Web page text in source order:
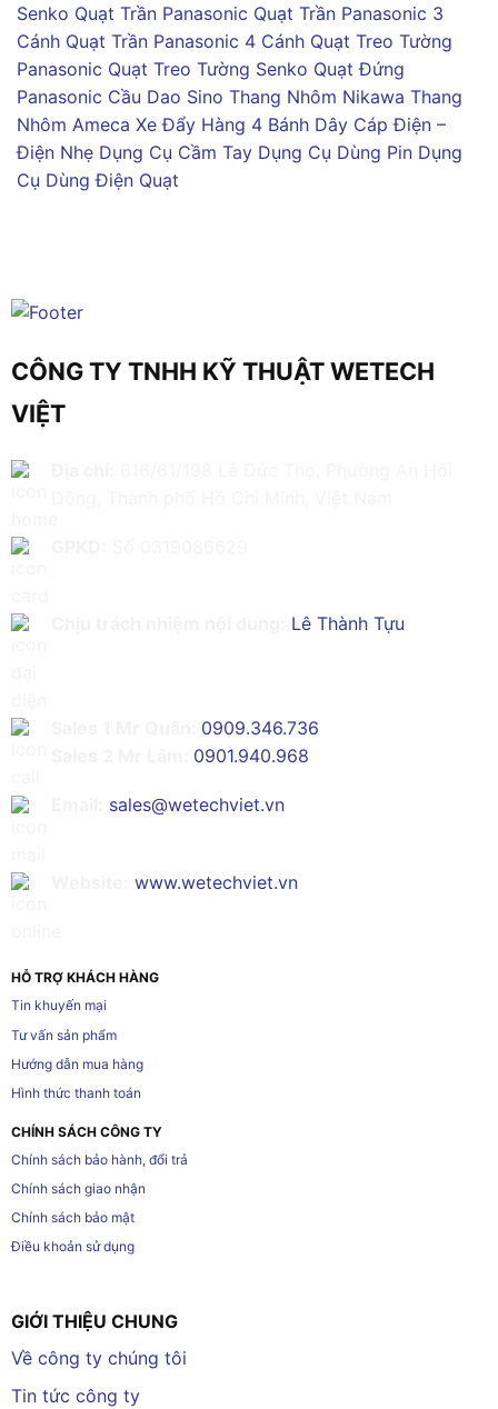
Senko Quạt Trần Panasonic Quạt Trần Panasonic 3
Cánh Quạt Trần Panasonic 4 Cánh Quạt Treo Tường
Panasonic Quạt Treo Tường Senko Quạt Đứng
Panasonic Cầu Dao Sino Thang Nhôm Nikawa Thang
Nhôm Ameca Xe Đẩy Hàng 4 Bánh Dây Cáp Điện –
Điện Nhẹ Dụng Cụ Cầm Tay Dụng Cụ Dùng Pin Dụng
Cụ Dùng Điện Quạt
CÔNG TY TNHH KỸ THUẬT WETECH
VIỆT
Lê Thành Tựu
0909.346.736
0901.940.968
sales@wetechviet.vn
www.wetechviet.vn
HỖ TRỢ KHÁCH HÀNG
Tin khuyến mại
Tư vấn sản phẩm
Hướng dẫn mua hàng
Hình thức thanh toán
CHÍNH SÁCH CÔNG TY
Chính sách bảo hành, đổi trả
Chính sách giao nhận
Chính sách bảo mật
Điều khoản sử dụng
GIỚI THIỆU CHUNG
Về công ty chúng tôi
Tin tức công ty